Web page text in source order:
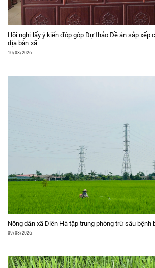
Hội nghị lấy ý kiến đóp góp Dự thảo Đề án sắp xếp
địa bàn xã
10/08/2026
Nông dân xã Diên Hà tập trung phòng trừ sâu bệnh
09/08/2026